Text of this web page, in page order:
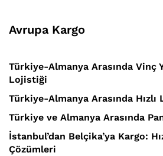
Avrupa Kargo
Türkiye-Almanya Arasında Vinç
Lojistiği
Türkiye-Almanya Arasında
Türkiye ve Almanya Arasında
İstanbul’dan Belçika’ya Kargo:
Çözümleri